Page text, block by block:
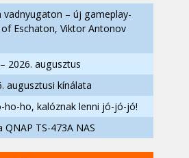
– új gameplay-
Eschaton, Viktor Antonov
2026. augusztus
augusztusi kínálata
ho-ho, kalóznak lenni jó-jó-jó!
TS-473A NAS